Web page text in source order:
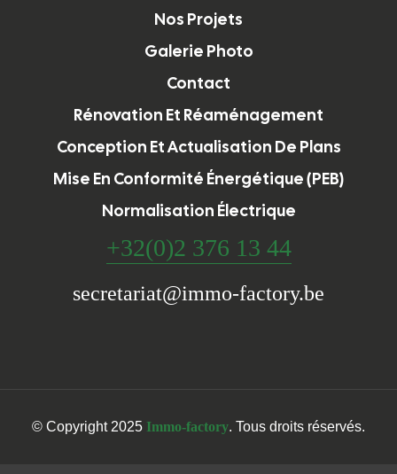
Nos Projets
Galerie Photo
Contact
Rénovation Et Réaménagement
Conception Et Actualisation De Plans
Mise En Conformité Énergétique (PEB)
Normalisation Électrique
+32(0)2 376 13 44
secretariat@immo-factory.be
© Copyright 2025 Immo-factory. Tous droits réservés.